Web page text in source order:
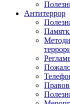
Антитеррор